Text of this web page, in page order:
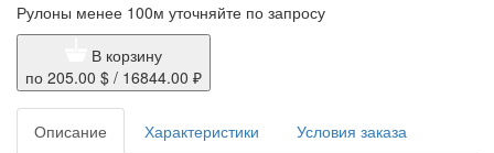
Рулоны менее 100м уточняйте по запросу
В корзину
по 205.00 $ / 16844.00 ₽
Описание Характеристики
Условия заказа